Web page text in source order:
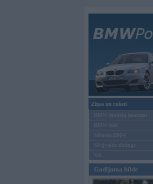
Ziņas un raksti
BMW modeļu jaunumi
BMW testi
Mēneša BMW
Sērijveida tūnings
Vel...
Gadījuma bilde